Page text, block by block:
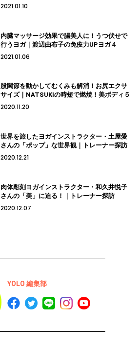
2021.01.10
内臓マッサージ効果で腸美人に！うつ伏せで
行うヨガ｜渡辺由布子の免疫力UPヨガ４
2021.01.06
股関節を動かしてむくみも解消！お尻エクサ
サイズ｜NATSUKIの時短で燃焼！美ボディ５
2020.11.20
世界を旅したヨガインストラクター・土屋愛
さんの「ポップ」な世界観｜トレーナー探訪
2020.12.21
肉体彫刻ヨガインストラクター・和久井悦子
さんの「美」に迫る！｜トレーナー探訪
2020.12.07
YOLO 編集部